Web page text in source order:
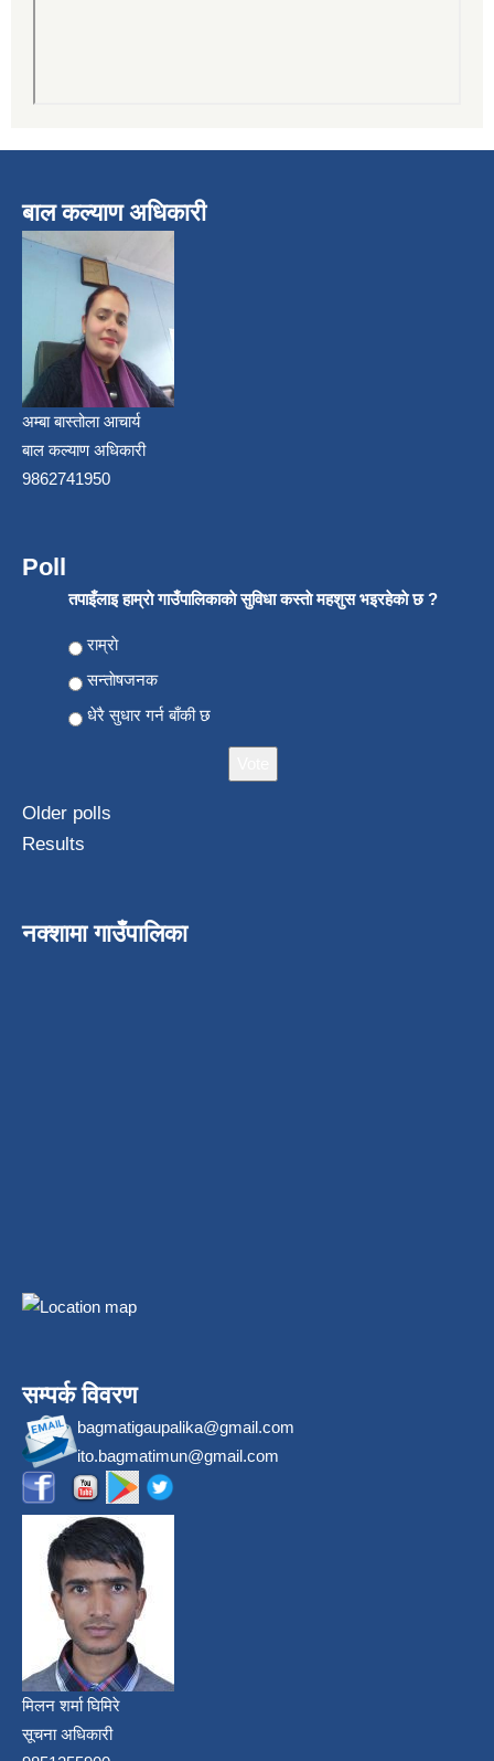
बाल कल्याण अधिकारी
अम्बा बास्तोला आचार्य
बाल कल्याण अधिकारी
9862741950
Poll
तपाइँलाइ हाम्राे गाउँपालिकाकाे सुविधा कस्ताे महशुस भइरहेकाे छ ?
Choices
राम्राे
सन्ताेषजनक
धेरै सुधार गर्न बाँकी छ
Older polls
Results
नक्शामा गाउँपालिका
सम्पर्क विवरण
bagmatigaupalika@gmail.com
ito.bagmatimun@gmail.com
मिलन शर्मा घिमिरे
सूचना अधिकारी